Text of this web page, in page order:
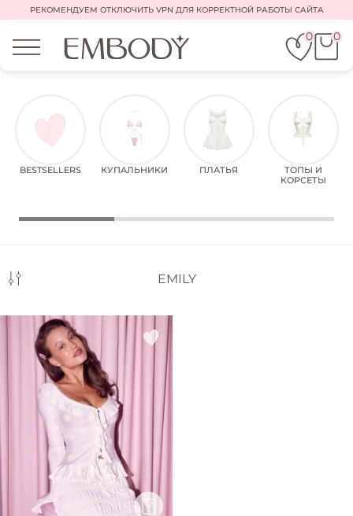
РЕКОМЕНДУЕМ ОТКЛЮЧИТЬ VPN ДЛЯ КОРРЕКТНОЙ РАБОТЫ САЙТА
0 0
BESTSELLERS КУПАЛЬНИКИ ПЛАТЬЯ
ТОПЫ И
КОРСЕТЫ
EMILY